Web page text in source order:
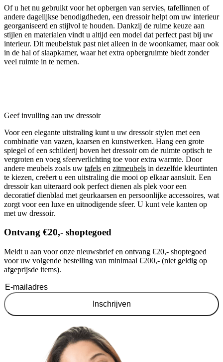
Of u het nu gebruikt voor het opbergen van servies, tafellinnen of
andere dagelijkse benodigdheden, een dressoir helpt om uw interieur
georganiseerd en stijlvol te houden. Dankzij de ruime keuze aan
stijlen en materialen vindt u altijd een model dat perfect past bij uw
interieur. Dit meubelstuk past niet alleen in de woonkamer, maar ook
in de hal of slaapkamer, waar het extra opbergruimte biedt zonder
veel ruimte in te nemen.
Geef invulling aan uw dressoir
Voor een elegante uitstraling kunt u uw dressoir stylen met een
combinatie van vazen, kaarsen en kunstwerken. Hang een grote
spiegel of een schilderij boven het dressoir om de ruimte optisch te
vergroten en voeg sfeerverlichting toe voor extra warmte. Door
andere meubels zoals uw tafels en zitmeubels in dezelfde kleurtinten
te kiezen, creëert u een uitstraling die mooi op elkaar aansluit. Een
dressoir kan uiteraard ook perfect dienen als plek voor een
decoratief dienblad met geurkaarsen en persoonlijke accessoires, wat
zorgt voor een luxe en uitnodigende sfeer. U kunt vele kanten op
met uw dressoir.
Ontvang €20,- shoptegoed
Meldt u aan voor onze nieuwsbrief en ontvang €20,- shoptegoed
voor uw volgende bestelling van minimaal €200,- (niet geldig op
afgeprijsde items).
Inschrijven